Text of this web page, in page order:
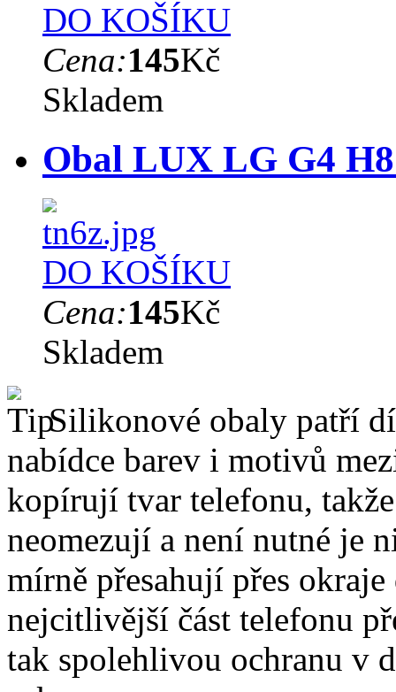
DO KOŠÍKU
Cena:145Kč
Skladem
Obal LUX LG G4
DO KOŠÍKU
Cena:145Kč
Skladem
Silikonové obaly patří
nabídce barev i motivů
kopírují tvar telefonu,
neomezují a není nutné je
mírně přesahují přes
nejcitlivější část telefonu
tak spolehlivou ochranu v